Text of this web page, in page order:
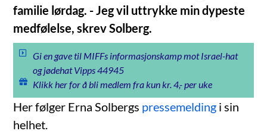
familie lørdag. - Jeg vil uttrykke min dypeste
medfølelse, skrev Solberg.
Gi en gave til MIFFs informasjonskamp mot Israel-hat
og jødehat Vipps 44945
Klikk her for å bli medlem fra kun kr. 4,- per uke
Her følger Erna Solbergs pressemelding i sin
helhet.